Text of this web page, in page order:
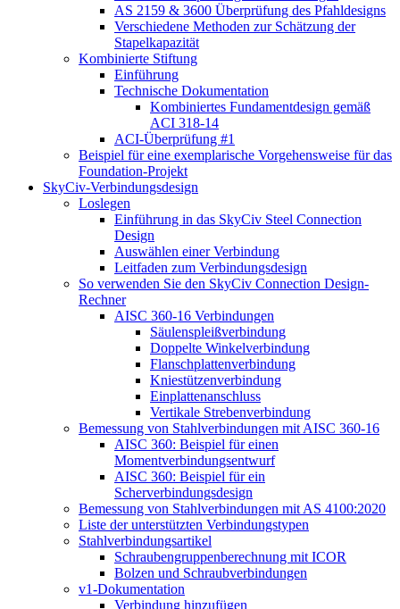
AS 2159 & 3600 Überprüfung des Pfahldesigns
Verschiedene Methoden zur Schätzung der
Stapelkapazität
Kombinierte Stiftung
Einführung
Technische Dokumentation
Kombiniertes Fundamentdesign gemäß
ACI 318-14
ACI-Überprüfung #1
Beispiel für eine exemplarische Vorgehensweise für das
Foundation-Projekt
SkyCiv-Verbindungsdesign
Loslegen
Einführung in das SkyCiv Steel Connection
Design
Auswählen einer Verbindung
Leitfaden zum Verbindungsdesign
So verwenden Sie den SkyCiv Connection Design-
Rechner
AISC 360-16 Verbindungen
Säulenspleißverbindung
Doppelte Winkelverbindung
Flanschplattenverbindung
Kniestützenverbindung
Einplattenanschluss
Vertikale Strebenverbindung
Bemessung von Stahlverbindungen mit AISC 360-16
AISC 360: Beispiel für einen
Momentverbindungsentwurf
AISC 360: Beispiel für ein
Scherverbindungsdesign
Bemessung von Stahlverbindungen mit AS 4100:2020
Liste der unterstützten Verbindungstypen
Stahlverbindungsartikel
Schraubengruppenberechnung mit ICOR
Bolzen und Schraubverbindungen
v1-Dokumentation
Verbindung hinzufügen